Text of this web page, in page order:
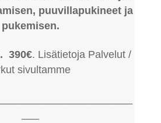
puuvillapukineet ja
pukemisen.
390€. Lisätietoja Palvelut /
sivultamme